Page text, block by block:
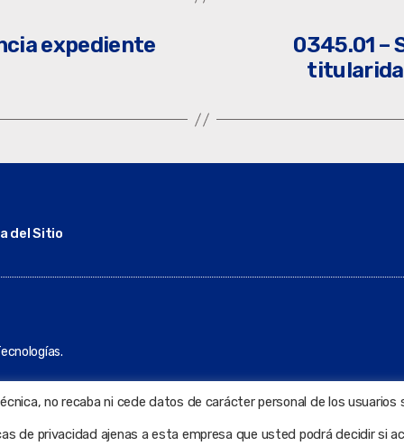
expediente
0345.01 –
del Sitio
no recaba ni cede datos de carácter personal de los usuarios
de privacidad ajenas a esta empresa que usted podrá decidir si